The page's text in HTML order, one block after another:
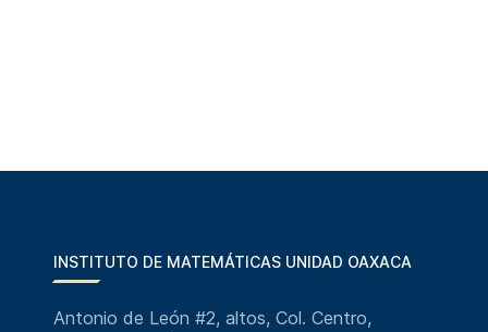
INSTITUTO DE MATEMÁTICAS UNIDAD OAXACA
Antonio de León #2, altos, Col. Centro,